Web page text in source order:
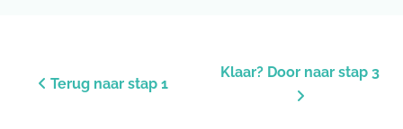
Terug naar stap 1
Klaar? Door naar stap 3